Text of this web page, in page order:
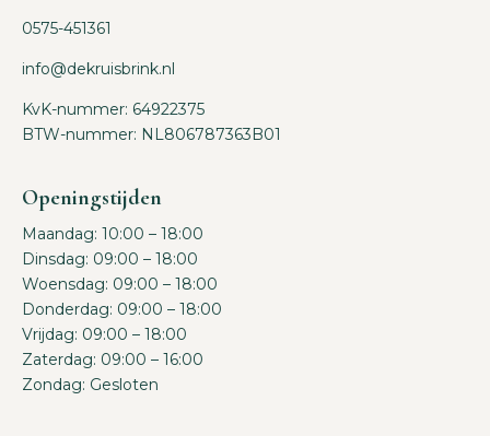
0575-451361
info@dekruisbrink.nl
KvK-nummer: 64922375
BTW-nummer: NL806787363B01
Openingstijden
Maandag: 10:00 – 18:00
Dinsdag: 09:00 – 18:00
Woensdag: 09:00 – 18:00
Donderdag: 09:00 – 18:00
Vrijdag: 09:00 – 18:00
Zaterdag: 09:00 – 16:00
Zondag: Gesloten